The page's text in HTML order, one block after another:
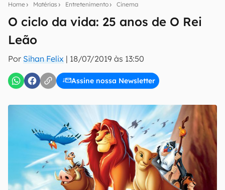
Home Matérias Entretenimento Cinema
O ciclo da vida: 25 anos de O Rei
Leão
Por Sihan Felix | 18/07/2019 às 13:50
Assine nossa Newsletter
notícias e reviews sobre tecnologia em primeira
mão.
E-mail
inscreva-se
Confirmo que li, aceito e concordo com os
Termos de
Uso e Política de Privacidade do Canaltech.